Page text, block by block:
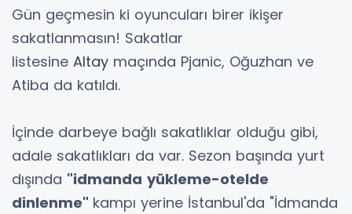
Gün geçmesin ki oyuncuları birer ikişer
sakatlanmasın! Sakatlar
listesine Altay maçında Pjanic, Oğuzhan ve
Atiba da katıldı.
İçinde darbeye bağlı sakatlıklar olduğu gibi,
adale sakatlıkları da var. Sezon başında yurt
dışında "idmanda yükleme-otelde
dinlenme" kampı yerine İstanbul'da "İdmanda